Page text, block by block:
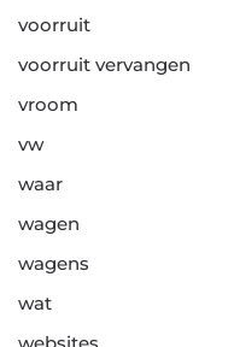
voorruit
voorruit vervangen
vroom
vw
waar
wagen
wagens
wat